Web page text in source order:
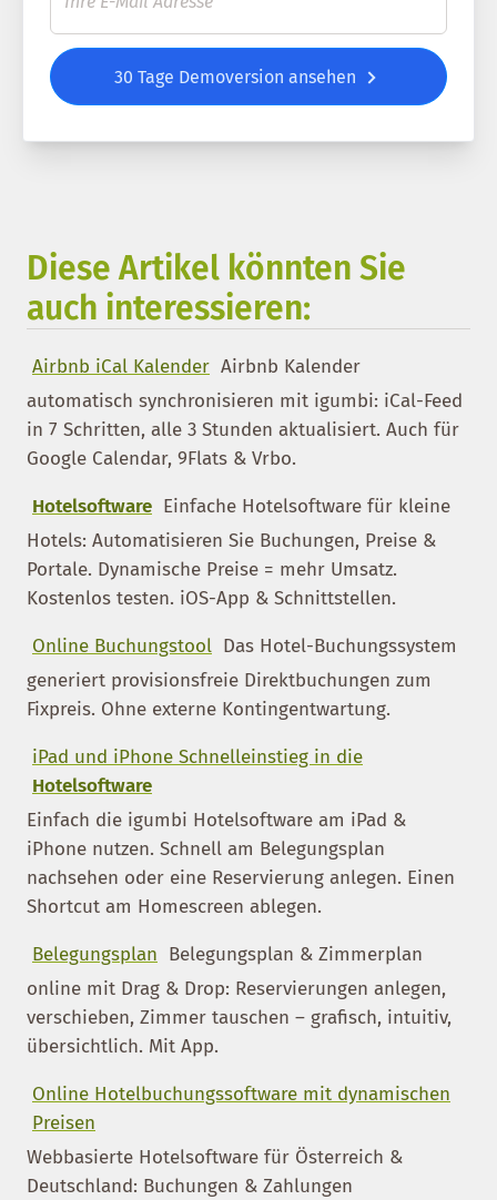
30 Tage Demoversion ansehen
Diese Artikel könnten Sie
auch interessieren:
Airbnb iCal Kalender Airbnb Kalender
automatisch synchronisieren mit igumbi: iCal-Feed
in 7 Schritten, alle 3 Stunden aktualisiert. Auch für
Google Calendar, 9Flats & Vrbo.
Hotelsoftware Einfache Hotelsoftware für kleine
Hotels: Automatisieren Sie Buchungen, Preise &
Portale. Dynamische Preise = mehr Umsatz.
Kostenlos testen. iOS-App & Schnittstellen.
Online Buchungstool Das Hotel-Buchungssystem
generiert provisionsfreie Direktbuchungen zum
Fixpreis. Ohne externe Kontingentwartung.
iPad und iPhone Schnelleinstieg in die
Hotelsoftware
Einfach die igumbi Hotelsoftware am iPad &
iPhone nutzen. Schnell am Belegungsplan
nachsehen oder eine Reservierung anlegen. Einen
Shortcut am Homescreen ablegen.
Belegungsplan Belegungsplan & Zimmerplan
online mit Drag & Drop: Reservierungen anlegen,
verschieben, Zimmer tauschen – grafisch, intuitiv,
übersichtlich. Mit App.
Online Hotelbuchungssoftware mit dynamischen
Preisen
Webbasierte Hotelsoftware für Österreich &
Deutschland: Buchungen & Zahlungen